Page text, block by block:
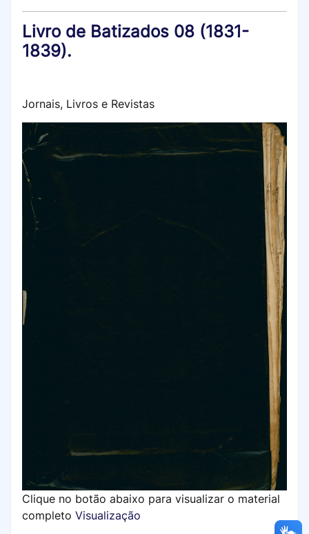
Livro de Batizados 08 (1831-
1839).
Jornais, Livros e Revistas
Clique no botão abaixo para visualizar o material
completo Visualização